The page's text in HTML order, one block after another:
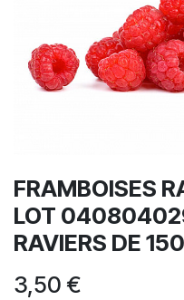
FRAMBOISES
LOT
RAVIERS DE
3,50 €